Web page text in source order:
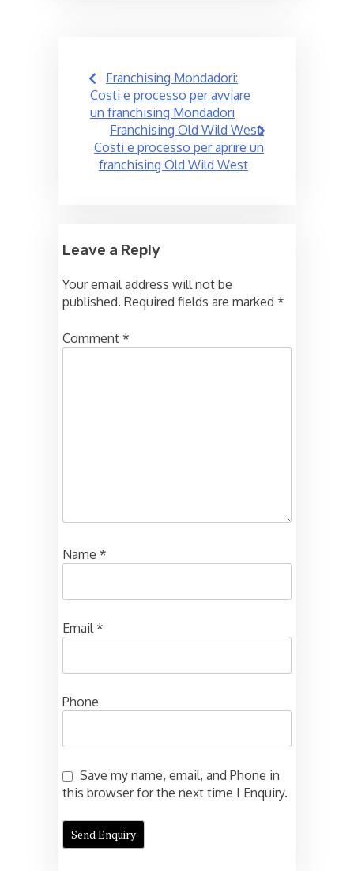
Post
navigation
Franchising Mondadori:
Costi e processo per avviare
un franchising Mondadori
Franchising Old Wild West:
Costi e processo per aprire un
franchising Old Wild West
Leave a Reply
Your email address will not be
published. Required fields are marked *
Comment *
Name *
Email*
Phone
Save my name, email, and Phone in
this browser for the next time I Enquiry.